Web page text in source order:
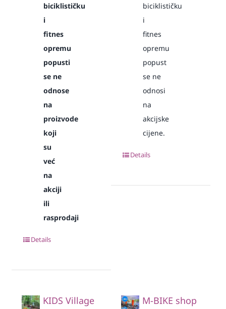
biciklističku
i
fitnes
opremu
popusti
se ne
odnose
na
proizvode
koji
su
već
na
akciji
ili
rasprodaji
Details
biciklističku
i
fitnes
opremu
popust
se ne
odnosi
na
akcijske
cijene.
Details
KIDS Village M-BIKE shop